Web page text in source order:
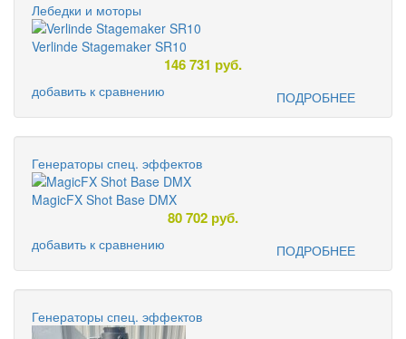
Лебедки и моторы
Verlinde Stagemaker SR10
146 731 руб.
ПОДРОБНЕЕ
добавить к сравнению
Генераторы спец. эффектов
MagicFX Shot Base DMX
80 702 руб.
ПОДРОБНЕЕ
добавить к сравнению
Генераторы спец. эффектов